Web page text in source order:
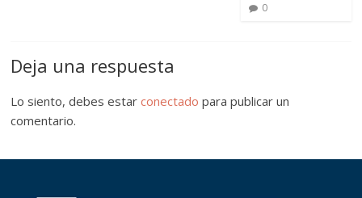
0
Deja una respuesta
Lo siento, debes estarconectado para publicar un
comentario.